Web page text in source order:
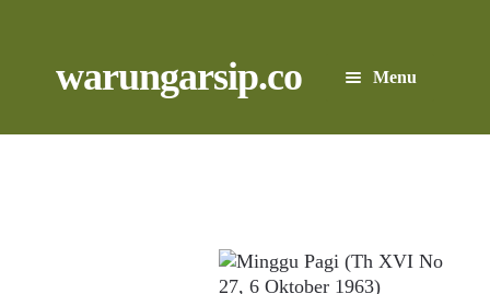
to
to
warungarsip.co Menu
Beranda